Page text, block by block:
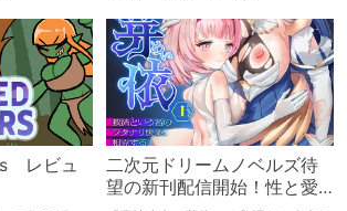
レビュ
二次元ドリームノベルズ待
望の新刊配信開始！性と愛